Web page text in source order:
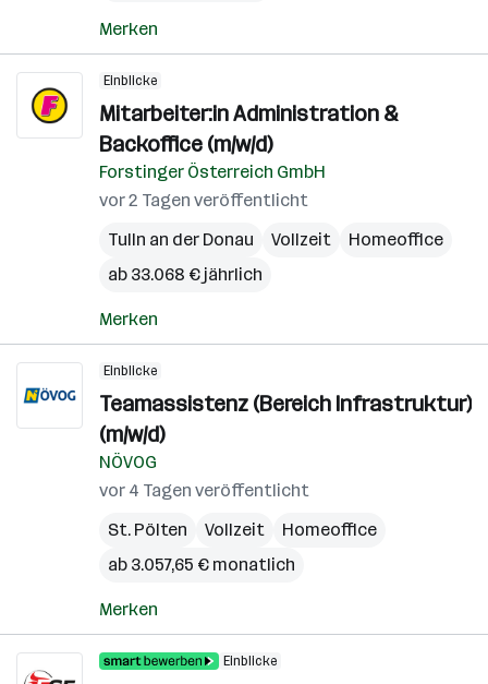
Merken
Einblicke
Mitarbeiter:in Administration &
Backoffice (m/w/d)
Forstinger Österreich GmbH
vor 2 Tagen veröffentlicht
Tulln an der Donau
Vollzeit
Homeoffice
ab 33.068 € jährlich
Merken
Einblicke
Teamassistenz (Bereich Infrastruktur)
(m/w/d)
NÖVOG
vor 4 Tagen veröffentlicht
St. Pölten
Vollzeit
Homeoffice
ab 3.057,65 € monatlich
Merken
Einblicke